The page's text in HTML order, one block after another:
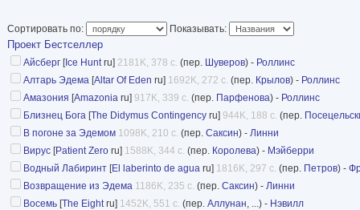
Сортировать по: Показывать:
Проект Бестселлер
Айсберг [Ice Huntru] 2181K, 378 с. (пер. Шуверов) - Роллинс
Алтарь Эдема [Altar Of Eden ru] 1692K, 272 с. (пер. Крылов) - Роллинс
Амазония [Amazonia ru] 917K, 339 с. (пер. Парфенова) - Роллинс
Близнец Бога [The Didymus Contingency ru] 944K, 188 с. (пер.
В погоне за Эдемом 1098K, 210 с. (пер. Саксин) - Линни
Вирус [Patient Zero ru] 1588K, 344 с. (пер. Королева) - Мэйберри
Водный Лабиринт [El laberinto de agua ru] 1816K, 297 с. (пер. Петров) -
Возвращение из Эдема 1186K, 235 с. (пер. Саксин) - Линни
Восемь [The Eightru] 1452K, 551 с. (пер. Аллунан, ...) - Нэвилл